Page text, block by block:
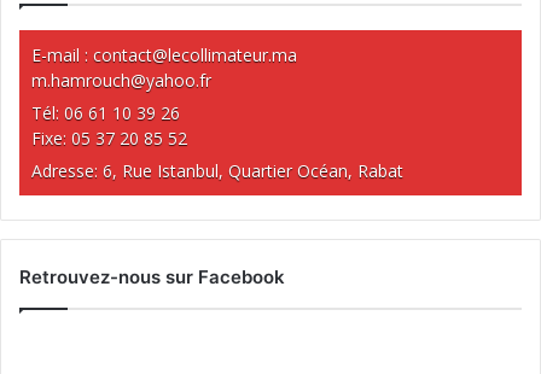
E-mail : contact@lecollimateur.ma
m.hamrouch@yahoo.fr
Tél: 06 61 10 39 26
Fixe: 05 37 20 85 52
Adresse: 6, Rue Istanbul, Quartier Océan, Rabat
Retrouvez-nous sur Facebook